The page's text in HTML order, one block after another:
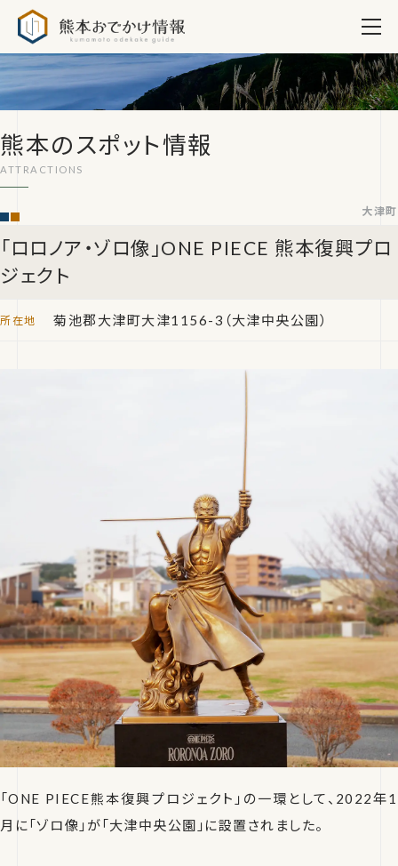
熊本のスポット情報
「ロロノア・ゾロ像」ONE PIECE 熊本復興プロ
ジェクト
大津町
菊池郡大津町大津1156-3（大津中央公園）
「ONE PIECE熊本復興プロジェクト」の一環として、2022年1
月に「ゾロ像」が「大津中央公園」に設置されました。